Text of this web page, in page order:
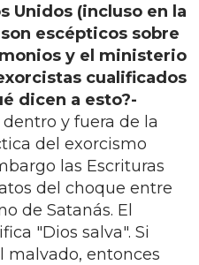
Unidos (incluso en la
escépticos sobre
y el ministerio
cualificados
dicen a esto?-
y fuera de la
del exorcismo
las Escrituras
del choque entre
de Satanás. El
"Dios salva". Si
malvado, entonces